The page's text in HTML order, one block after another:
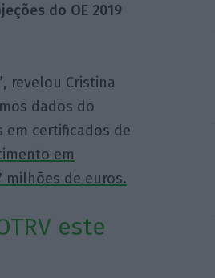
do OE 2019
, revelou Cristina
dados do
em certificados de
em
milhões de euros.
este